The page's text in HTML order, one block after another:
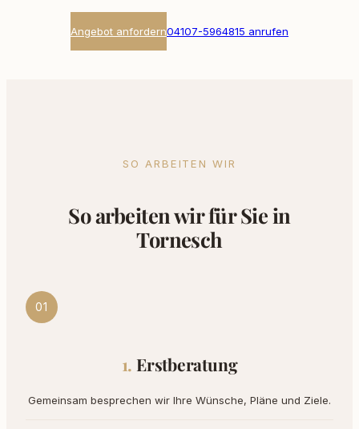
Angebot anfordern04107-5964815 anrufen
SO ARBEITEN WIR
So arbeiten wir für Sie in
Tornesch
01
Erstberatung
Gemeinsam besprechen wir Ihre Wünsche, Pläne und Ziele.